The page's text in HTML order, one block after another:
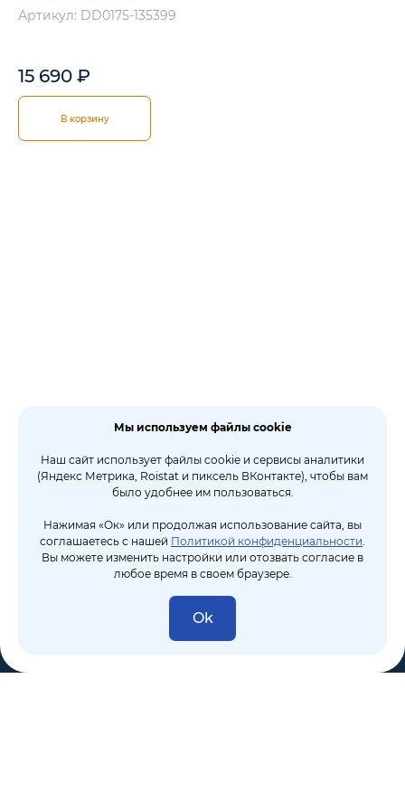
Артикул: DD0175-135399
15 690 ₽
В корзину
Мы используем файлы cookie
Наш сайт использует файлы cookie и сервисы аналитики
(Яндекс Метрика, Roistat и пиксель ВКонтакте), чтобы вам
было удобнее им пользоваться.
Нажимая «Ок» или продолжая использование сайта, вы
соглашаетесь с нашей Политикой конфиденциальности.
Вы можете изменить настройки или отозвать согласие в
любое время в своем браузере.
Ok